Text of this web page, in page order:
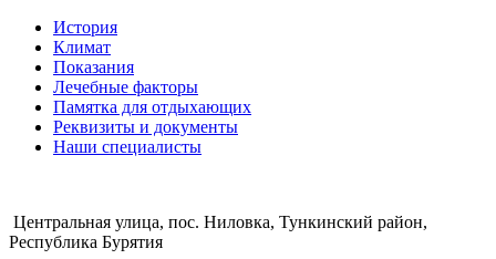
История
Климат
Показания
Лечебные факторы
Памятка для отдыхающих
Реквизиты и документы
Наши специалисты
Центральная улица, пос. Ниловка, Тункинский район,
Республика Бурятия